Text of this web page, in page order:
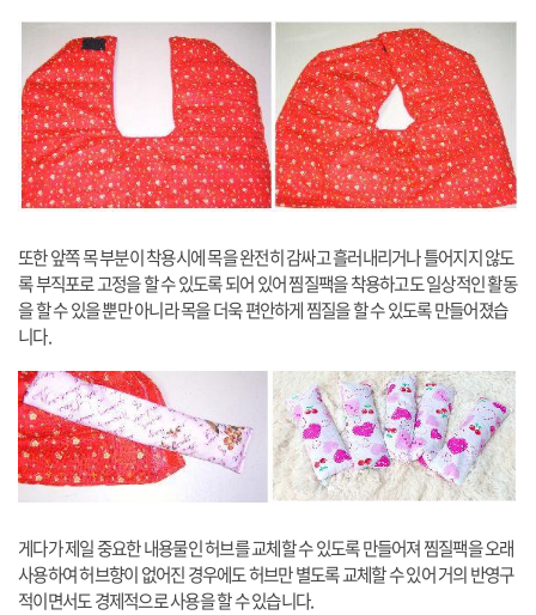
또한 앞쪽 목 부분이 착용시에 목을 완전히 감싸고 흘러내리거나 틀어지지 않도
록 부직포로 고정을 할 수 있도록 되어 있어 찜질팩을 착용하고도 일상적인 활동
을 할 수 있을 뿐만 아니라 목을 더욱 편안하게 찜질을 할 수 있도록 만들어졌습
니다.
게다가 제일 중요한 내용물인 허브를 교체할 수 있도록 만들어져 찜질팩을 오래
사용하여 허브향이 없어진 경우에도 허브만 별도록 교체할 수 있어 거의 반영구
적이면서도 경제적으로 사용을 할 수 있습니다.